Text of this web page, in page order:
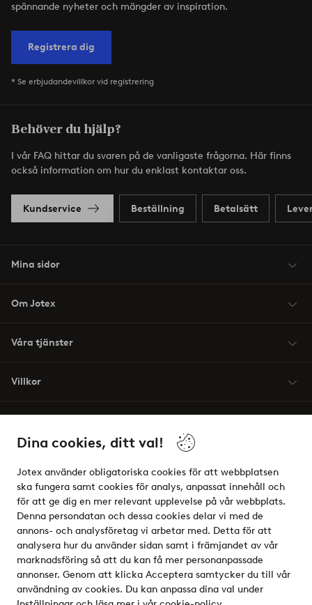
Dina cookies, ditt val!
Jotex använder obligatoriska cookies för att webbplatsen
ska fungera samt cookies för analys, anpassat innehåll och
för att ge dig en mer relevant upplevelse på vår webbplats.
Denna persondatan och dessa cookies delar vi med de
annons- och analysföretag vi arbetar med. Detta för att
analysera hur du använder sidan samt i främjandet av vår
marknadsföring så att du kan få mer personanpassade
annonser. Genom att klicka Acceptera samtycker du till vår
användning av cookies. Du kan anpassa dina val under
spännande nyheter och mängder av inspiration.
Registrera dig
* Se erbjudandevillkor vid registrering
Behöver du hjälp?
I vår FAQ hittar du svaren på de vanligaste frågorna. Här finns
också information om hur du enklast kontaktar oss.
Kundservice Beställning Betalsätt
Mina sidor
Om Jotex
Våra tjänster
Villkor
Säkra betalningar - Betala direkt eller dela upp
Vill du veta mer om våra betalalternativ?
elpy